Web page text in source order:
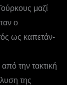
μαζί
ο
ως καπετάν-
την τακτική
της